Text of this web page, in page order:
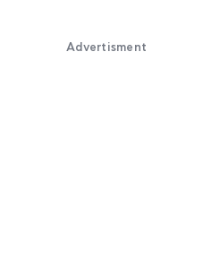
Advertisment